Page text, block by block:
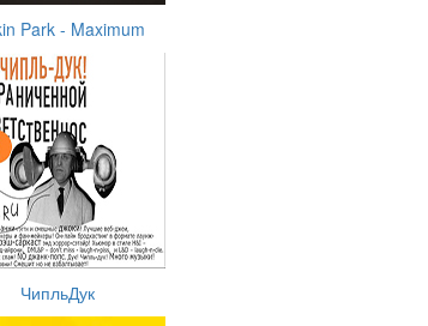
Park - Maximum
ЧипльДук